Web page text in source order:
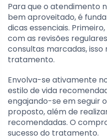
Para que o atendimento
bem aproveitado, é
dicas essenciais.
com as revisões
consultas marcadas,
tratamento.
Envolva-se ativamente
estilo de vida
engajando-se em seguir
proposto, além de
recomendadas. O
sucesso do tratamento.